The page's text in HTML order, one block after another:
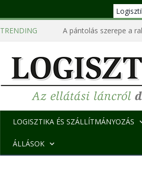
TRENDING
A pántolás szerepe a
LOGISZTIKA ÉS SZÁLLÍTMÁNYOZÁS
ÁLLÁSOK